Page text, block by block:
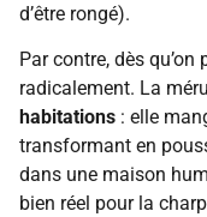
d’être rongé).
Par contre, dès
radicalement. La
habitations : elle
transformant en
dans une maison
bien réel pour la